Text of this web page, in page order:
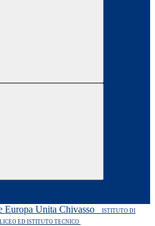
ISTITUTO DI
LICEO ED ISTITUTO TECNICO